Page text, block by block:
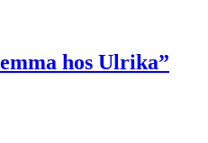
hos Ulrika”